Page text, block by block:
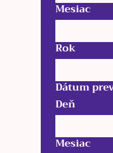
Mesiac
Rok
Dátum
Deň
Mesiac